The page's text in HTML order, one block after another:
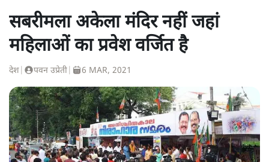
सबरीमला अकेला मंदिर नहीं जहां
महिलाओं का प्रवेश वर्जित है
देश पवन उप्रेती 6 MAR, 2021